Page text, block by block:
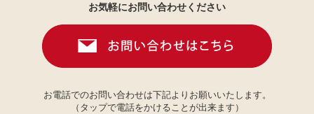
お気軽にお問い合わせください
お電話でのお問い合わせは下記よりお願いいたします。
（タップで電話をかけることが出来ます）